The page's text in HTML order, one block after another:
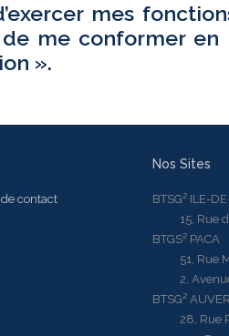
mes
me conformer
».
contact
Nos Sites
BTSG² ILE-
15, Rue de
BTGS² PACA
51, Rue
2, Avenue
BTSG²
28, Rue